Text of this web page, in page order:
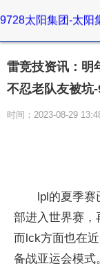
9728太阳集团-太阳
雷竞技资讯：明
不忍老队友被坑
时间：2023-08-29
lpl的夏季赛
部进入世界赛，
而lck方面也在
备战亚运会模式